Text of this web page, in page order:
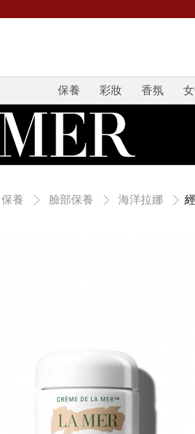
保養 彩妝 香氛
保養 臉部保養 海洋拉娜